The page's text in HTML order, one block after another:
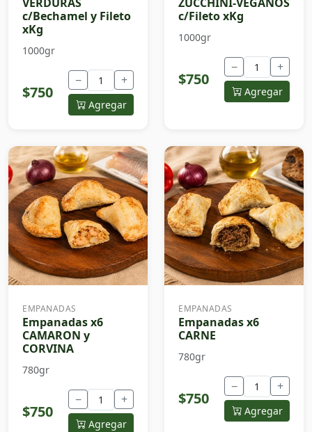
c/Bechamel y Fileto
xKg
1000gr
$750
− +
Agregar
c/Fileto xKg
1000gr
$750
− +
Agregar
EMPANADAS
Empanadas x6
CAMARON y
CORVINA
780gr
$750
− +
Agregar
EMPANADAS
Empanadas x6
CARNE
780gr
$750
− +
Agregar